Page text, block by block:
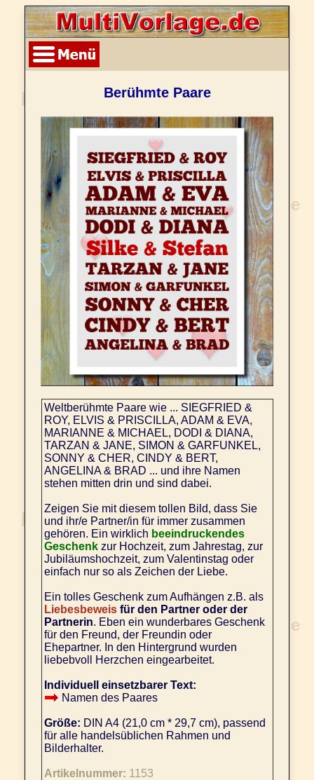
Berühmte Paare
Weltberühmte Paare wie ... SIEGFRIED &
ROY, ELVIS & PRISCILLA, ADAM & EVA,
MARIANNE & MICHAEL, DODI & DIANA,
TARZAN & JANE, SIMON & GARFUNKEL,
SONNY & CHER, CINDY & BERT,
ANGELINA & BRAD ... und ihre Namen
stehen mitten drin und sind dabei.
Zeigen Sie mit diesem tollen Bild, dass Sie
und ihr/e Partner/in für immer zusammen
gehören. Ein wirklich beeindruckendes
Geschenkzur Hochzeit, zum Jahrestag, zur
Jubiläumshochzeit, zum Valentinstag oder
einfach nur so als Zeichen der Liebe.
Ein tolles Geschenk zum Aufhängen z.B. als
Liebesbeweisfür den Partner oder der
Partnerin. Eben ein wunderbares Geschenk
für den Freund, der Freundin oder
Ehepartner. In den Hintergrund wurden
liebebvoll Herzchen eingearbeitet.
Individuell einsetzbarer Text:
Namen des Paares
Größe: DIN A4 (21,0 cm * 29,7 cm), passend
für alle handelsüblichen Rahmen und
Bilderhalter.
Artikelnummer: 1153